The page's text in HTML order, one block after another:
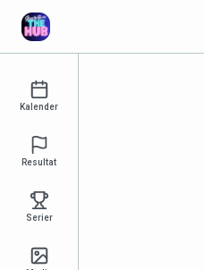
Kalender
Resultat
Serier